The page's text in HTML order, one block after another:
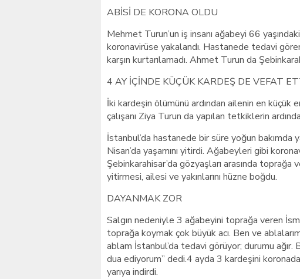
ABİSİ DE KORONA OLDU
Mehmet Turun’un iş insanı ağabeyi 66
koronavirüse yakalandı. Hastanede tedavi
karşın kurtarılamadı. Ahmet Turun da
4 AY İÇİNDE KÜÇÜK KARDEŞ DE VEFAT
İki kardeşin ölümünü ardından ailenin en
çalışanı Ziya Turun da yapılan tetkiklerin
İstanbul’da hastanede bir süre yoğun
Nisan’da yaşamını yitirdi. Ağabeyleri gibi
Şebinkarahisar’da gözyaşları arasında toprağa
yitirmesi, ailesi ve yakınlarını hüzne boğdu.
DAYANMAK ZOR
Salgın nedeniyle 3 ağabeyini toprağa veren
toprağa koymak çok büyük acı. Ben ve
ablam İstanbul’da tedavi görüyor; durumu ağır.
dua ediyorum” dedi.4 ayda 3 kardeşini
yarıya indirdi.